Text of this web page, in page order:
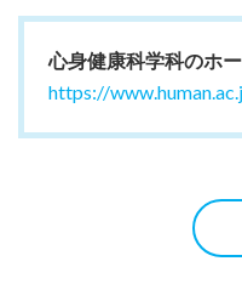
心身健康科学科のホ
https://